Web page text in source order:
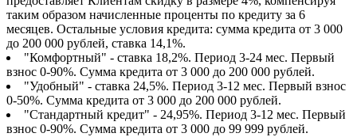
таким образом начисленные проценты по кредиту за 6
месяцев. Остальные условия кредита: сумма кредита от 3 000
до 200 000 рублей, ставка 14,1%.
"Комфортный" - ставка 18,2%. Период 3-24 мес. Первый
взнос 0-90%. Сумма кредита от 3 000 до 200 000 рублей.
"Удобный" - ставка 24,5%. Период 3-12 мес. Первый взнос
0-50%. Сумма кредита от 3 000 до 200 000 рублей.
"Стандартный кредит" - 24,95%. Период 3-12 мес. Первый
взнос 0-90%. Сумма кредита от 3 000 до 99 999 рублей.